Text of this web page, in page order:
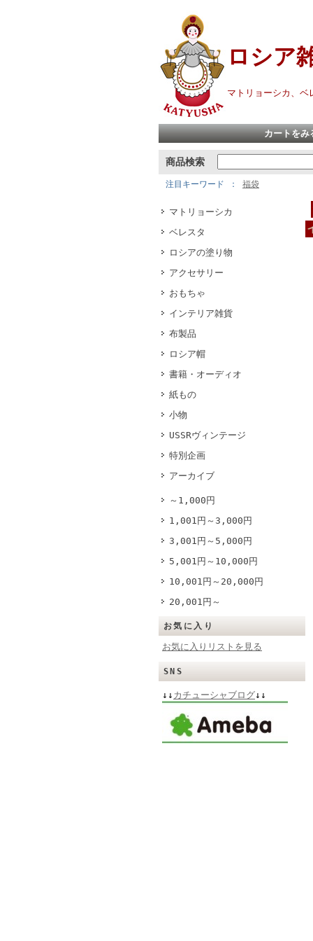
ロシア
マトリョーシカ、ベ
カートをみ
商品検索
注目キーワード 福袋
マトリョーシカ
ベレスタ
ロシアの塗り物
アクセサリー
おもちゃ
インテリア雑貨
布製品
ロシア帽
書籍・オーディオ
紙もの
小物
USSRヴィンテージ
特別企画
アーカイブ
～1,000円
1,001円～3,000円
3,001円～5,000円
5,001円～10,000円
10,001円～20,000円
20,001円～
お気に入り
お気に入りリストを見る
SNS
↓↓ カチューシャブログ↓↓